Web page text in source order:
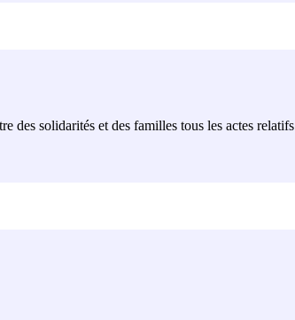
des solidarités et des familles tous les actes relatifs